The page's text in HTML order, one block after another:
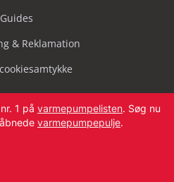
Guides
& Reklamation
1 på varmepumpelisten. Søg nu
varmepumpepulje.